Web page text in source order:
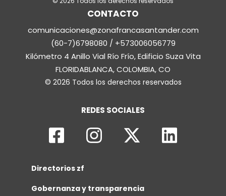
CONTACTO
comunicaciones@zonafrancasantander.com
(60-7)6798080 / +573006056779
Kilómetro 4 Anillo Vial Río Frío, Edificio Suza Vita
FLORIDABLANCA, COLOMBIA, CO
© 2026 Todos los derechos reservados
REDES SOCIALES
Directorios zf
Gobernanza y transparencia